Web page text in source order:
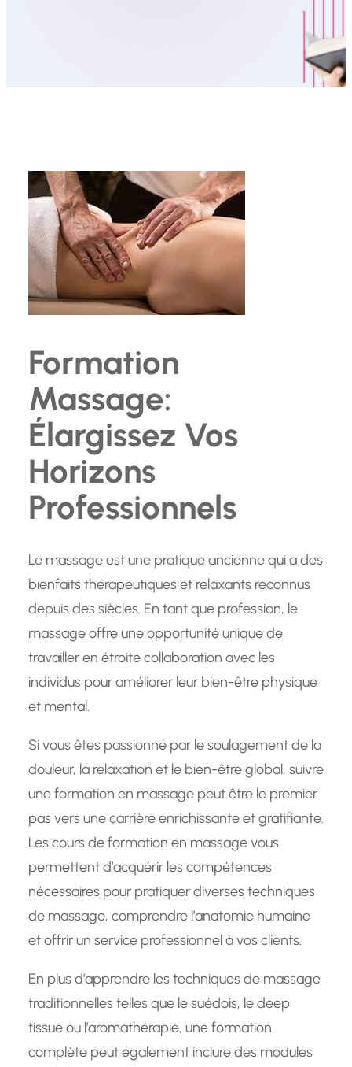
Formation
Massage:
Élargissez Vos
Horizons
Professionnels
Le massage est une pratique ancienne qui a des
bienfaits thérapeutiques et relaxants reconnus
depuis des siècles. En tant que profession, le
massage offre une opportunité unique de
travailler en étroite collaboration avec les
individus pour améliorer leur bien-être physique
et mental.
Si vous êtes passionné par le soulagement de la
douleur, la relaxation et le bien-être global, suivre
une formation en massage peut être le premier
pas vers une carrière enrichissante et gratifiante.
Les cours de formation en massage vous
permettent d’acquérir les compétences
nécessaires pour pratiquer diverses techniques
de massage, comprendre l’anatomie humaine
et offrir un service professionnel à vos clients.
En plus d’apprendre les techniques de massage
traditionnelles telles que le suédois, le deep
tissue ou l’aromathérapie, une formation
complète peut également inclure des modules